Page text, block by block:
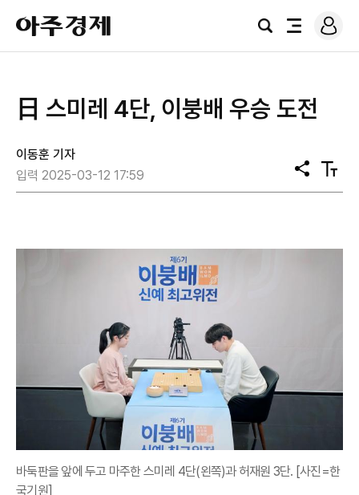
아
주
경
검
전
로
그
日 스미레 4단, 이붕배 우승 도전
이동훈 기자
입력 2025-03-12 17:59
공
유
텍
스
바둑판을 앞에 두고 마주한 스미레 4단(왼쪽)과 허재원 3단. [사진=한
국기원]